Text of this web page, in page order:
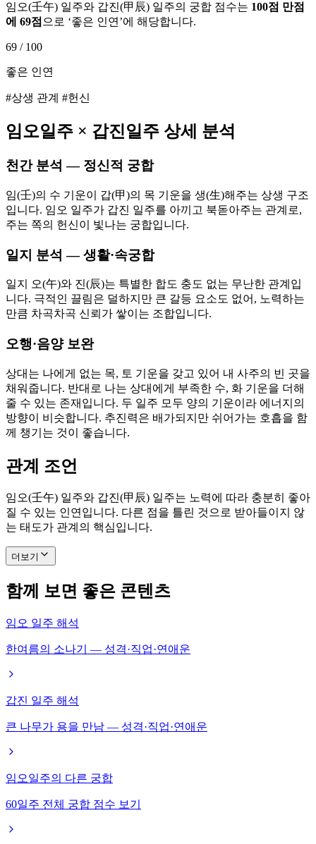
임오(壬午) 일주와 갑진(甲辰) 일주의 궁합 점수는 100점 만점
에 69점 으로 ‘좋은 인연 ’에 해당합니다.
69 / 100
좋은 인연
#상생 관계 #헌신
임오일주 × 갑진일주 상세 분석
천간 분석 — 정신적 궁합
임(壬)의 수 기운이 갑(甲)의 목 기운을 생(生)해주는 상생 구조
입니다. 임오 일주가 갑진 일주를 아끼고 북돋아주는 관계로,
주는 쪽의 헌신이 빛나는 궁합입니다.
일지 분석 — 생활·속궁합
일지 오(午)와 진(辰)는 특별한 합도 충도 없는 무난한 관계입
니다. 극적인 끌림은 덜하지만 큰 갈등 요소도 없어, 노력하는
만큼 차곡차곡 신뢰가 쌓이는 조합입니다.
오행·음양 보완
상대는 나에게 없는 목, 토 기운을 갖고 있어 내 사주의 빈 곳을
채워줍니다. 반대로 나는 상대에게 부족한 수, 화 기운을 더해
줄 수 있는 존재입니다. 두 일주 모두 양의 기운이라 에너지의
방향이 비슷합니다. 추진력은 배가되지만 쉬어가는 호흡을 함
께 챙기는 것이 좋습니다.
관계 조언
임오(壬午) 일주와 갑진(甲辰) 일주는 노력에 따라 충분히 좋아
질 수 있는 인연입니다. 다른 점을 틀린 것으로 받아들이지 않
는 태도가 관계의 핵심입니다.
더보기
함께 보면 좋은 콘텐츠
임오 일주 해석
한여름의 소나기 — 성격·직업·연애운
갑진 일주 해석
큰 나무가 용을 만남 — 성격·직업·연애운
임오일주의 다른 궁합
60일주 전체 궁합 점수 보기